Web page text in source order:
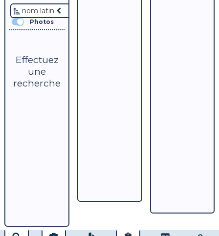
nom latin
Photos
Effectuez
une
recherche